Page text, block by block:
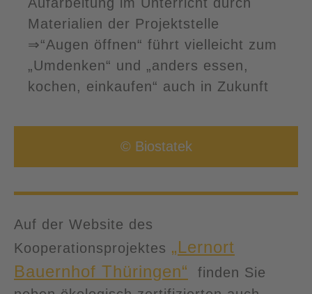
Materialien der Projektstelle
⇒“Augen öffnen“ führt vielleicht zum
„Umdenken“ und „anders essen,
kochen, einkaufen“ auch in Zukunft
© Biostatek
Auf der Website des
Kooperationsprojektes „Lernort
Bauernhof Thüringen“ finden Sie